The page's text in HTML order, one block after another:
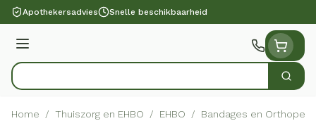
Ga naar de inhoud
Apothekersadvies Snelle beschikbaarheid
Menu
Product, merk, categorie... Zoek
Home / Thuiszorg en EHBO / EHBO / Bandages en